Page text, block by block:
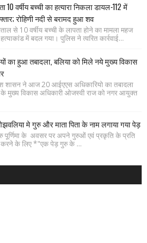
वर्षीय बच्ची का हत्यारा निकला डायल-112 में
रोहिणी नदी से बरामद हुआ शव
से 10 वर्षीय बच्ची के लापता होने का मामला महज
में बदल गया। पुलिस ने त्वरित कार्रवाई...
का हुआ तबादला, बलिया को मिले नये मुख्य विकास
ने आज 20 आईएएस अधिकारियो का तबादला
मुख्य विकास अधिकारी ओजस्वी राज को नगर आयुक्त
मे गुरु और माता पिता के नाम लगाया गया पेड़
पूर्णिमा के अवसर पर अपने गुरुओं एवं प्रकृति के प्रति
करने के लिए *"एक पेड़ गुरु के ...